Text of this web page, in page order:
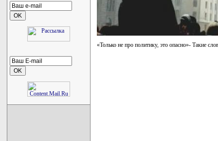
«Только не про политику, это опасно»- Такие